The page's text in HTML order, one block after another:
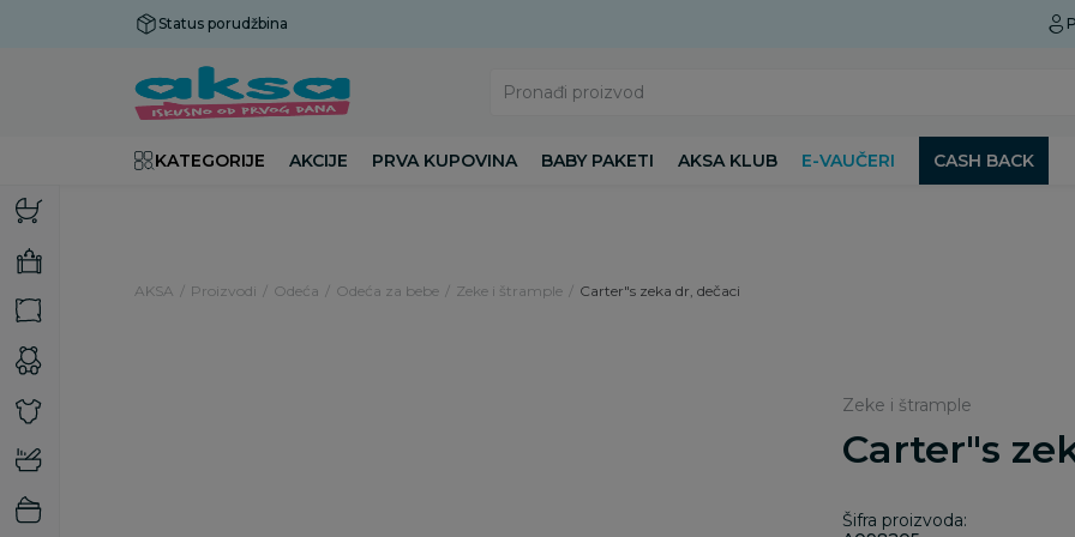
Status porudžbina
Pronađi proizvod
KATEGORIJE AKCIJE PRVA KUPOVINA BABY PAKETI AKSA KLUB E-VAUČERI CASH BACK
AKSA Proizvodi Odeća Odeća za bebe Zeke i štrample Carter"s zeka dr, dečaci
Zeke i štrample
Carter"s
Šifra proizvoda: